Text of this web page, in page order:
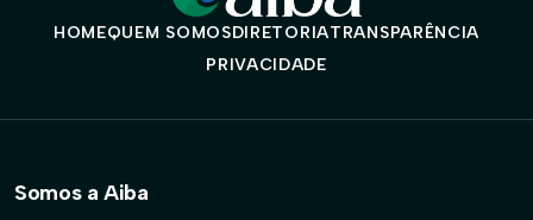
HOMEQUEM SOMOSDIRETORIATRANSPARÊNCIA
PRIVACIDADE
Somos a Aiba